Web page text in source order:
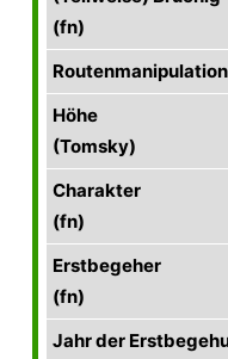
(fn)
Routenmanipulation
Höhe
(Tomsky)
Charakter
(fn)
Erstbegeher
(fn)
Jahr der